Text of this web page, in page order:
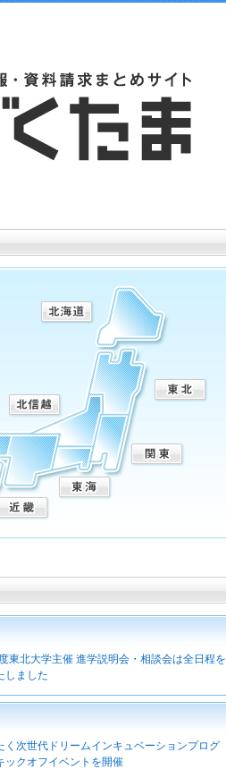
東北大学主催 進学説明会・相談会は全日程を
しました
く次世代ドリームインキュベーションプログ
ックオフイベントを開催